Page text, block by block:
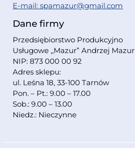
E-mail: spamazur@gmail.com
Dane firmy
Przedsiębiorstwo Produkcyjno
Usługowe ,,Mazur” Andrzej Mazur
NIP: 873 000 00 92
Adres sklepu:
ul. Leśna 18, 33-100 Tarnów
Pon. – Pt.: 9.00 – 17.00
Sob.: 9.00 – 13.00
Niedz.: Nieczynne